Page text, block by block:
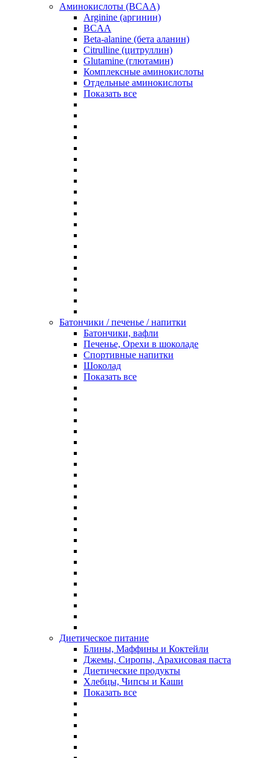
Аминокислоты (BCAA)
Arginine (аргинин)
BCAA
Beta-alanine (бета аланин)
Citrulline (цитруллин)
Glutamine (глютамин)
Комплексные аминокислоты
Отдельные аминокислоты
Показать все
Батончики / печенье / напитки
Батончики, вафли
Печенье, Орехи в шоколаде
Спортивные напитки
Шоколад
Показать все
Диетическое питание
Блины, Маффины и Коктейли
Джемы, Сиропы, Арахисовая паста
Диетические продукты
Хлебцы, Чипсы и Каши
Показать все